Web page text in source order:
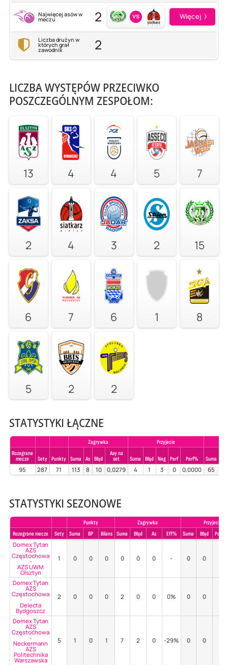
Najwięcej asów w
meczu 2 vs Więcej
Liczba drużyn w
których grał
zawodnik 2
LICZBA WYSTĘPÓW PRZECIWKO
POSZCZEGÓLNYM ZESPOŁOM:
13 4 4 5 7
2 4 3 2 15
6 7 6 1 8
5 2 2
STATYSTYKI ŁĄCZNE
Zagrywka
Przyjecie
Rozegrane
mecze
Sety Punkty Suma As Błąd
Asy na
set
Suma Błąd Neg Perf Perf% Suma
95 287 71 113 8 10 0,0279 4 1 3 0 0,0000 65
STATYSTYKI SEZONOWE
Punkty Zagrywka
Przyjecie
Rozegrane mecze
Sety Suma BP Bilans Suma Błąd As Eff% Suma Błąd Poz%
Domex Tytan
AZS
Częstochowa
-
AZS UWM
Olsztyn
1 0 0 0 0 0 0 - 0 0
Domex Tytan
AZS
Częstochowa
-
Delecta
Bydgoszcz
2 0 0 0 2 0 0 0% 0 0
Domex Tytan
AZS
Częstochowa
-
Neckermann
AZS
Politechnika
Warszawska
5 1 0 1 7 2 0 -29% 0 0